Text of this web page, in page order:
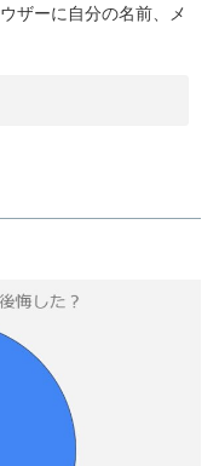
ザーに自分の名前、メ